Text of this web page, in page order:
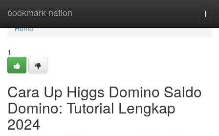
bookmark-nation
Home
Home
1
Cara Up Higgs Domino Saldo
Domino: Tutorial Lengkap
2024